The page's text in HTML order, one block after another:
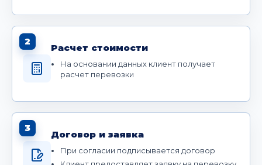
2
Расчет стоимости
На основании данных клиент получает
расчет перевозки
3
Договор и заявка
При согласии подписывается договор